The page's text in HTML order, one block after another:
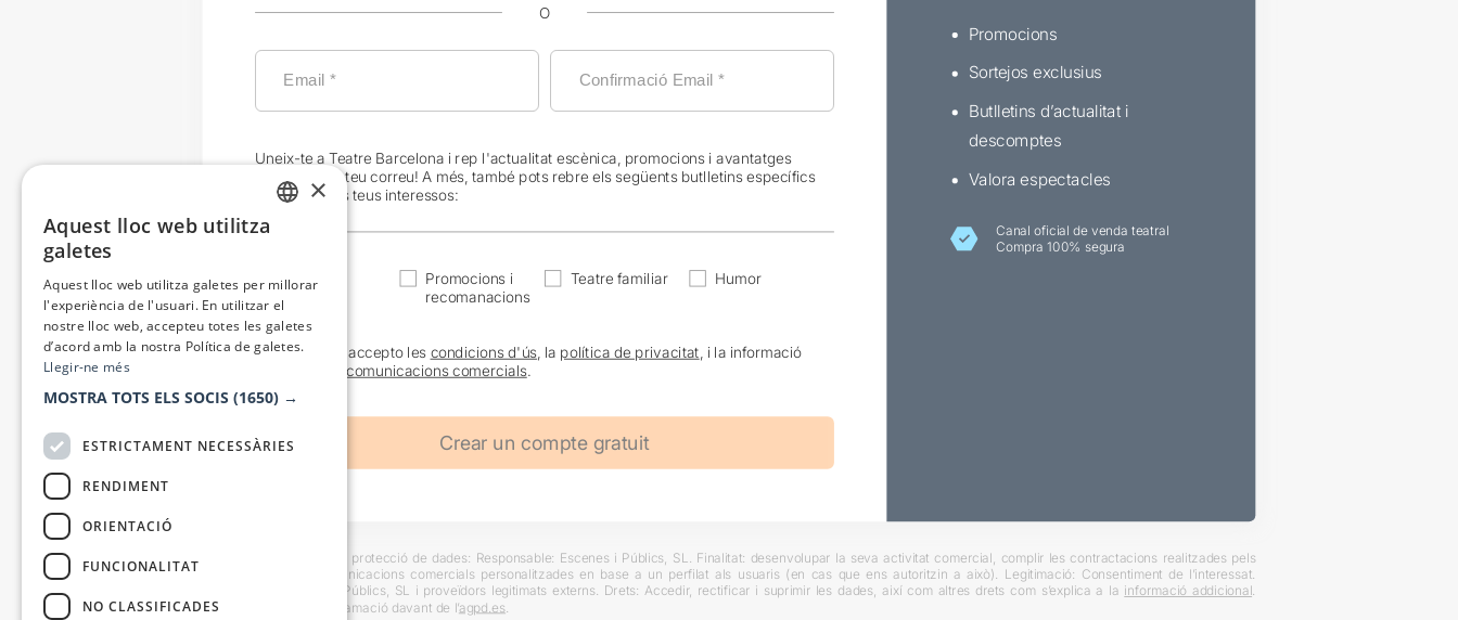
O
Uneix-te a Teatre Barcelona i rep l'actualitat escènica, promocions i avantatges
exclusives al teu correu! A més, també pots rebre els següents butlletins específics
en funció dels teus interessos:
Actualitat
Promocions i
recomanacions
Teatre familiar Humor
He llegit i accepto les condicions d'ús , la política de privacitat , i la informació
comunicacions comercials.
Promocions
Sortejos exclusius
Butlletins d’actualitat i
descomptes
Valora espectacles
Canal oficial de venda teatral
Compra 100% segura
Informació bàsica sobre protecció de dades: Responsable: Escenes i Públics, SL. Finalitat: desenvolupar la seva activitat comercial, complir les contractacions realitzades pels
usuaris i trametre comunicacions comercials personalitzades en base a un perfilat als usuaris (en cas que ens autoritzin a això). Legitimació: Consentiment de l’interessat.
Destinataris: Escenes i Públics, SL i proveïdors legitimats externs. Drets: Accedir, rectificar i suprimir les dades, així com altres drets com s’explica a la informació addicional
També es pot instar reclamació davant de l’agpd.es
×
Aquest lloc web utilitza
galetes
Aquest lloc web utilitza galetes per millorar
l'experiència de l'usuari. En utilitzar el
nostre lloc web, accepteu totes les galetes
d’acord amb la nostra Política de galetes.
Llegir-ne més
MOSTRA TOTS ELS SOCIS (1650) →
ESTRICTAMENT NECESSÀRIES
RENDIMENT
ORIENTACIÓ
FUNCIONALITAT
NO CLASSIFICADES